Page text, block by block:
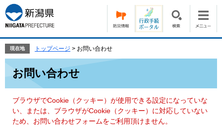
ー
ジ
の
頭
す。
ニ
ュ
ー
飛
て
現在地 トップページ > お問い合わせ
お問い合わせ
ブラウザでCookie（クッキー）が使用できる設定になっていな
い、または、ブラウザがCookie（クッキー）に対応していない
ため、お問い合わせフォームをご利用頂けません。